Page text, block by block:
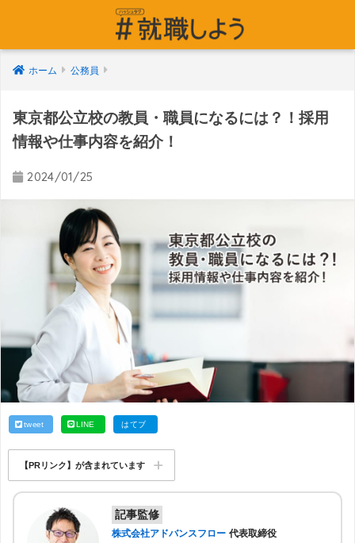
ホーム 公務員
東京都公立校の教員・職員になるには？！採用
情報や仕事内容を紹介！
2024/01/25
tweet LINE はてブ
【PRリンク】が含まれています
記事監修
株式会社アドバンスフロー 代表取締役